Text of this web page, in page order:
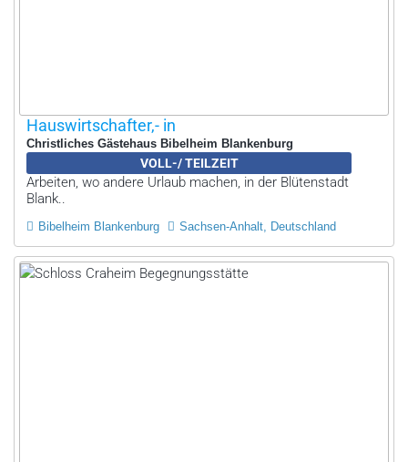
Hauswirtschafter,- in
Christliches Gästehaus Bibelheim Blankenburg
VOLL-/ TEILZEIT
Arbeiten, wo andere Urlaub machen, in der Blütenstadt
Blank..
Bibelheim Blankenburg Sachsen-Anhalt, Deutschland